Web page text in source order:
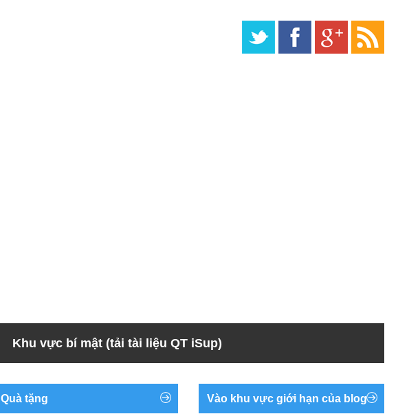
Khu vực bí mật (tải tài liệu QT iSup)
Quà tặng Vào khu vực giới hạn của blog